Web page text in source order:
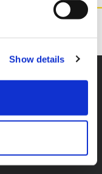
Show details